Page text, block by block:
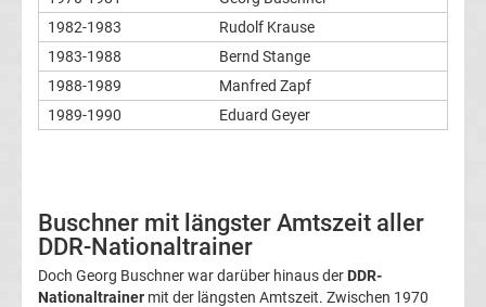
Alle
DDR-
Nationalmannschaft
1982-1983
Rudolf Krause
1983-1988
Bernd Stange
1988-1989
Manfred Zapf
1989-1990
Eduard Geyer
Buschner mit längster Amtszeit aller
DDR-Nationaltrainer
Doch Georg Buschner war darüber hinaus der DDR-
Nationaltrainer mit der längsten Amtszeit. Zwischen 1970